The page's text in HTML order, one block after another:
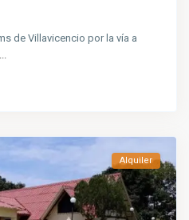
de Villavicencio por la vía a
Alquiler